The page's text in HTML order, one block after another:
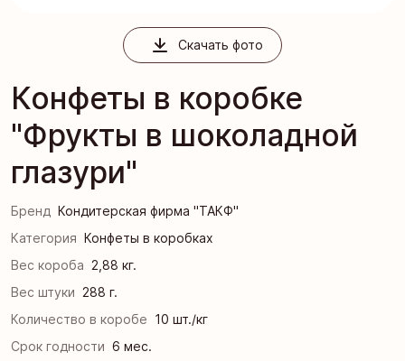
Скачать фото
Конфеты в коробке
"Фрукты в шоколадной
глазури"
Бренд Кондитерская фирма "ТАКФ"
Категория Конфеты в коробках
Вес короба 2,88 кг.
Вес штуки 288 г.
Количество в коробе 10 шт./кг
Срок годности 6 мес.